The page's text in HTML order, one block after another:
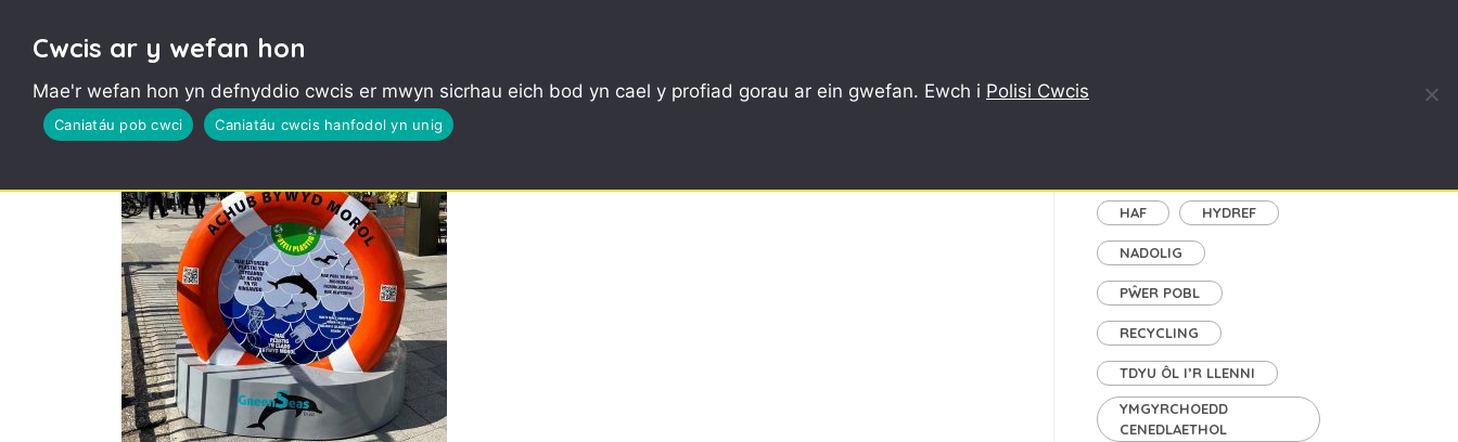
BinForGreenSeas (Cym 2) zoomed in
HAF HYDREF
NADOLIG
PŴER POBL
RECYCLING
TDYU ÔL I’R LLENNI
YMGYRCHOEDD
CENEDLAETHOL
Cwcis ar y wefan hon
Mae'r wefan hon yn defnyddio cwcis er mwyn sicrhau eich bod yn cael y profiad gorau ar ein gwefan. Ewch i Polisi Cwcis
Caniatáu pob cwci Caniatáu cwcis hanfodol yn unig